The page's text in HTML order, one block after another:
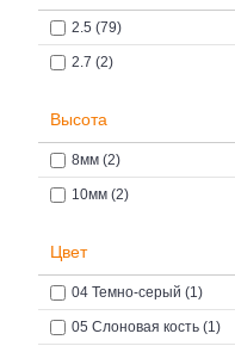
2.5 (79)
2.7 (2)
Высота
8мм (2)
10мм (2)
Цвет
04 Темно-серый (1)
05 Слоновая кость (1)